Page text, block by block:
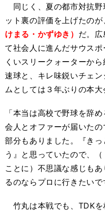
同じく、夏の都市対抗野
ット裏の評価を上げたの
けまる・かずゆき） だ。
て社会人に進んだサウス
くいスリークォーターか
速球と、キレ味鋭いチェ
ムとしては３年ぶりの本大
「本当は高校で野球を辞
会人とオファーが届いた
部分もありました。『き
う』と思っていたので、
ことに）不思議な感じも
るのならプロに行きたいで
竹丸は本戦でも、TDKを